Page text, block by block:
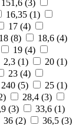
151,6 (3)
16,35 (1)
17 (4)
18 (8) 18,6 (4)
19 (4)
2,3 (1) 20 (1)
23 (4)
240 (5) 25 (1)
) 28,4 (3)
(3) 33,6 (1)
36 (2) 36,5 (3)